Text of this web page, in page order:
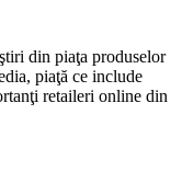
din piaţa produselor
piaţă ce include
retaileri online din